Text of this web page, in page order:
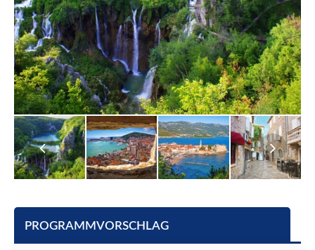
PROGRAMMVORSCHLAG